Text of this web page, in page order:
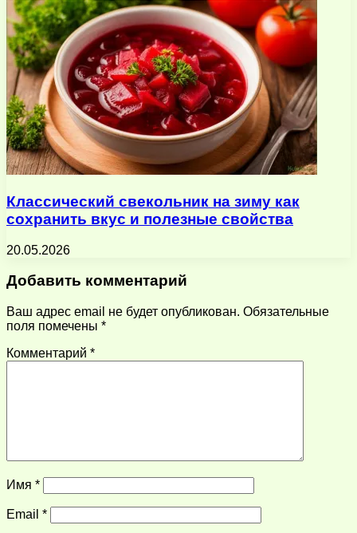
Классический свекольник на зиму как
сохранить вкус и полезные свойства
20.05.2026
Добавить комментарий
Ваш адрес email не будет опубликован. Обязательные
поля помечены *
Комментарий *
Имя *
Email *